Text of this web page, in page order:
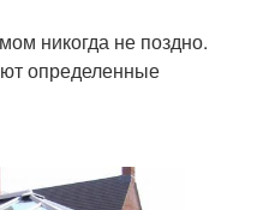
никогда не поздно.
определенные